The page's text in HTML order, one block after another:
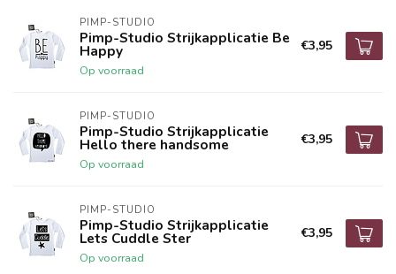
PIMP-STUDIO
Pimp-Studio Strijkapplicatie Be
Happy
Op voorraad
€3,95
PIMP-STUDIO
Pimp-Studio Strijkapplicatie
Hello there handsome
Op voorraad
€3,95
PIMP-STUDIO
Pimp-Studio Strijkapplicatie
Lets Cuddle Ster
Op voorraad
€3,95